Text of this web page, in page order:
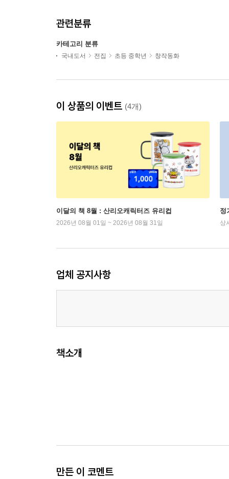
관련분류
카테고리 분류
국내도서 전집 초등 중학년 창작동화
이 상품의 이벤트 (4개)
이달의 책 8월 : 산리오캐릭터즈 유리컵
2026년 08월 01일 ~ 2026년 08월 31일
정
상
업체 공지사항
책소개
만든 이 코멘트